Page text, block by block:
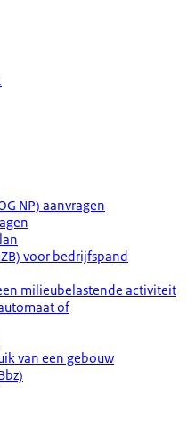
NP) aanvragen
voor bedrijfspand
milieubelastende activiteit
of
van een gebouw